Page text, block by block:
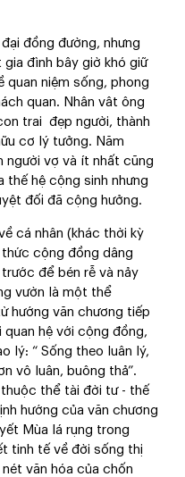
đồng đường, nhưng
gia đình bây giờ khó giữ
quan niệm sống, phong
quan. Nhân vât ông
trai đẹp người, thành
cơ lý tưởng. Năm
người vợ và ít nhất cũng
thế hệ cộng sinh nhưng
đối đã cộng hưởng.
cá nhân (khác thời kỳ
cộng đồng dâng
để bén rễ và nảy
vườn là một thể
hướng văn chương tiếp
hệ với cộng đồng,
lý: “ Sống theo luân lý,
vô luân, buông thả”.
thuộc thể tài đời tư - thế
hướng của văn chương
Mùa lá rụng trong
tinh tế về đời sống thị
văn hóa của chốn